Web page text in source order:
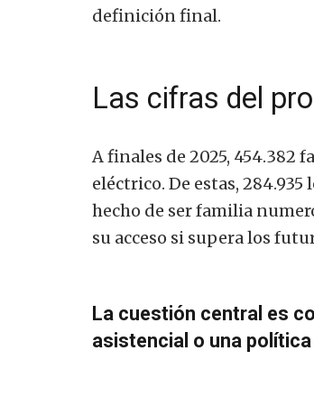
definición final.
Las cifras del
A finales de 2025, 454.382
eléctrico. De estas,
hecho de ser familia
su acceso si supera los
La cuestión central es
asistencial o una